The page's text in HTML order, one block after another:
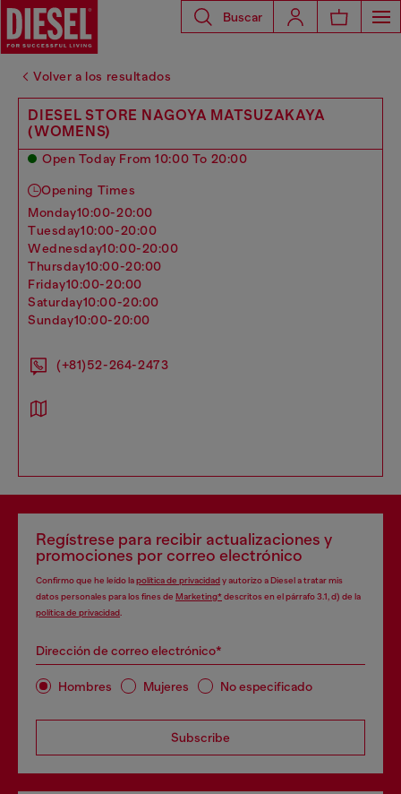
Buscar
Volver a los resultados
DIESEL STORE NAGOYA MATSUZAKAYA
(WOMENS)
Open Today From 10:00 To 20:00
Opening Times
monday10:00-20:00
tuesday10:00-20:00
wednesday10:00-20:00
thursday10:00-20:00
friday10:00-20:00
saturday10:00-20:00
sunday10:00-20:00
(+81)52-264-2473
Regístrese para recibir actualizaciones y
promociones por correo electrónico
Confirmo que he leído lapolítica de privacidady autorizo a Diesel a tratar mis
datos personales para los fines de Marketing*descritos en el párrafo 3.1, d) de la
política de privacidad
Dirección de correo electrónico*
Hombres Mujeres No especificado
Subscribe